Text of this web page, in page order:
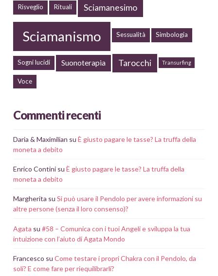
Risveglio Rituali Sciamanesimo
Sciamanismo Sessualità Simbologia
Sogni lucidi Suonoterapia Tarocchi Transurfing
Voce
Commenti recenti
Daria & Maximilian su È giusto pagare le tasse? La truffa della
moneta a debito
Enrico Continisu È giusto pagare le tasse? La truffa della
moneta a debito
Margherita su Si può usare il Pendolo per avere informazioni su
altre persone (senza il loro consenso)?
Agata su #58 – Comunica con i tuoi Angeli e sviluppa la tua
intuizione con l’aiuto di Agata Mondo
Francesco su Come testare i propri Chakra con il Pendolo, da
soli? E come fare per riequilibrarli?